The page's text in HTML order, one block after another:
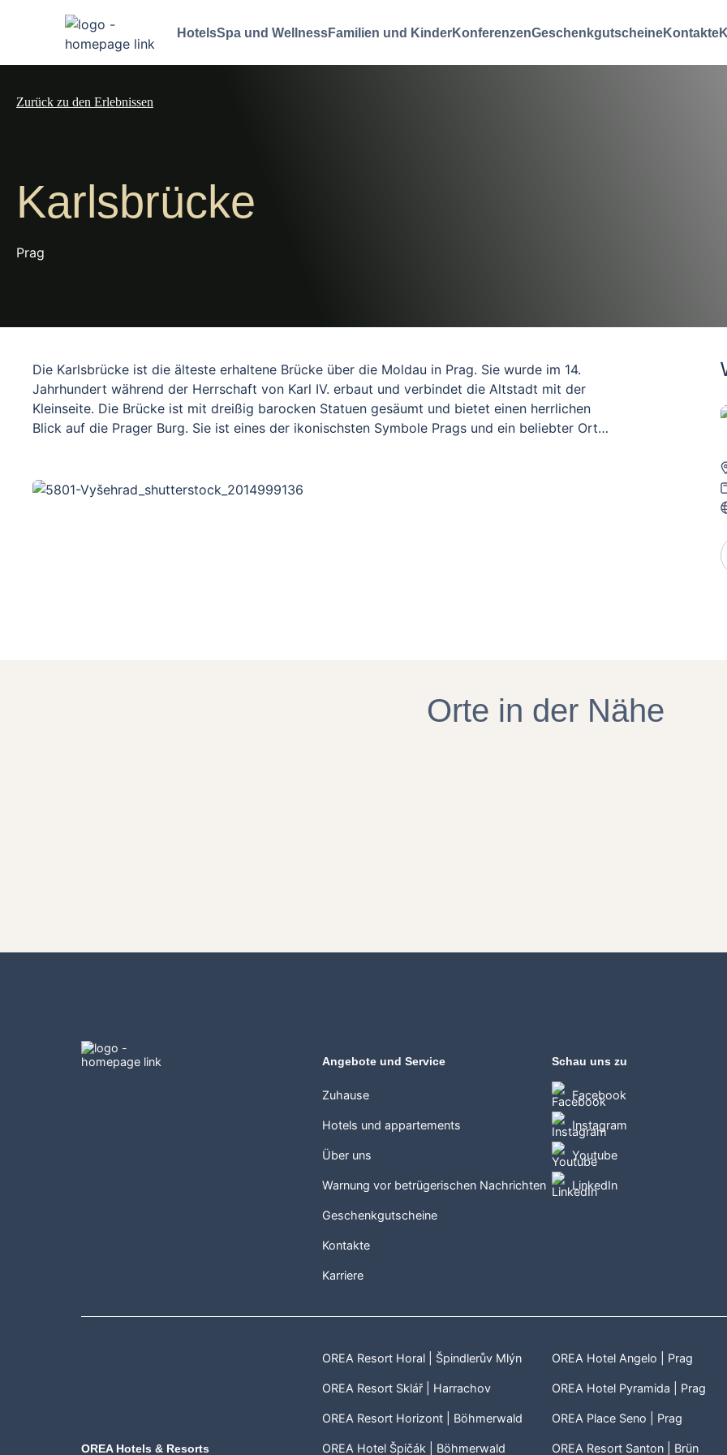
HotelsSpa und WellnessFamilien und KinderKonferenzenGeschenkgutscheineKontakte
Zurück zu den Erlebnissen
Karlsbrücke
Prag
Die Karlsbrücke ist die älteste erhaltene Brücke über die Moldau in Prag. Sie wurde im 14.
Jahrhundert während der Herrschaft von Karl IV. erbaut und verbindet die Altstadt mit der
Kleinseite. Die Brücke ist mit dreißig barocken Statuen gesäumt und bietet einen herrlichen
Blick auf die Prager Burg. Sie ist eines der ikonischsten Symbole Prags und ein beliebter Ort
Orte in der Nähe
Angebote und Service
Zuhause
Hotels und appartements
Über uns
Warnung vor betrügerischen Nachrichten
Geschenkgutscheine
Kontakte
Karriere
Schau uns zu
Facebook
Instagram
Youtube
LinkedIn
OREA Hotels & Resorts
OREA Resort Horal | Špindlerův Mlýn
OREA Resort Sklář | Harrachov
OREA Resort Horizont | Böhmerwald
OREA Hotel Špičák | Böhmerwald
OREA Hotel Angelo | Prag
OREA Hotel Pyramida | Prag
OREA Place Seno | Prag
OREA Resort Santon | Brün